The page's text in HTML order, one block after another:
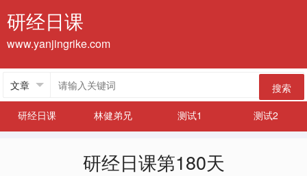
研经日课
www.yanjingrike.com
搜索
研经日课
林健弟兄 测试1 测试2
研经日课第180天